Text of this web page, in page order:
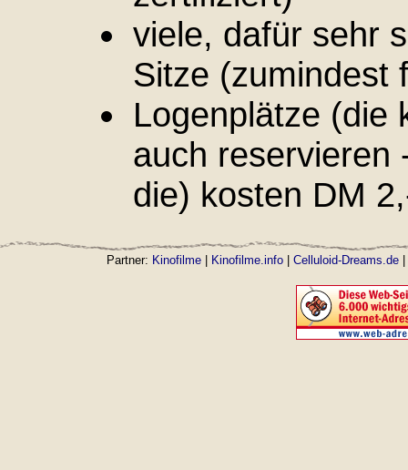
viele, dafür sehr
Sitze (zumindest
Logenplätze (die
auch reservieren
die) kosten DM
Partner: Kinofilme| Kinofilme.info| Celluloid-Dreams.de|